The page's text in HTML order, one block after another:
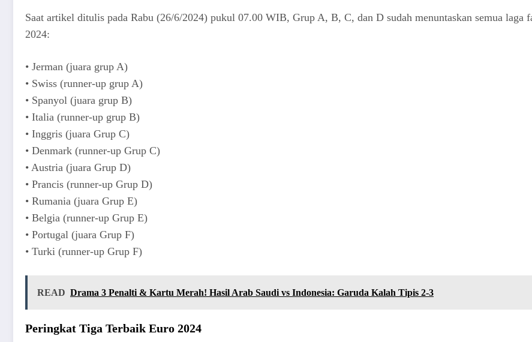
Saat artikel ditulis pada Rabu (26/6/2024) pukul 07.00 WIB, Grup A, B, C, dan D sudah menuntaskan semua
2024:
• Jerman (juara grup A)
• Swiss (runner-up grup A)
• Spanyol (juara grup B)
• Italia (runner-up grup B)
• Inggris (juara Grup C)
• Denmark (runner-up Grup C)
• Austria (juara Grup D)
• Prancis (runner-up Grup D)
• Rumania (juara Grup E)
• Belgia (runner-up Grup E)
• Portugal (juara Grup F)
• Turki (runner-up Grup F)
READ Drama 3 Penalti & Kartu Merah! Hasil Arab Saudi vs Indonesia: Garuda Kalah Tipis 2-3
Peringkat Tiga Terbaik Euro 2024